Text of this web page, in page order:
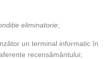
eliminatorie;
un terminal informatic în
recensământului;